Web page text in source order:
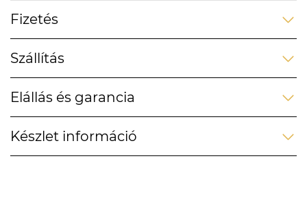
Fizetés
Szállítás
Elállás és garancia
Készlet információ